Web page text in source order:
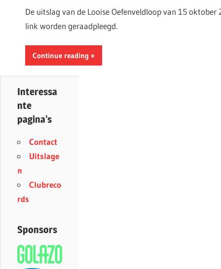
De uitslag van de Looise Oefenveldloop van 15 oktober
link worden geraadpleegd.
Continue reading
Interessa
nte
pagina’s
Contact
Uitslage
n
Clubreco
rds
Sponsors